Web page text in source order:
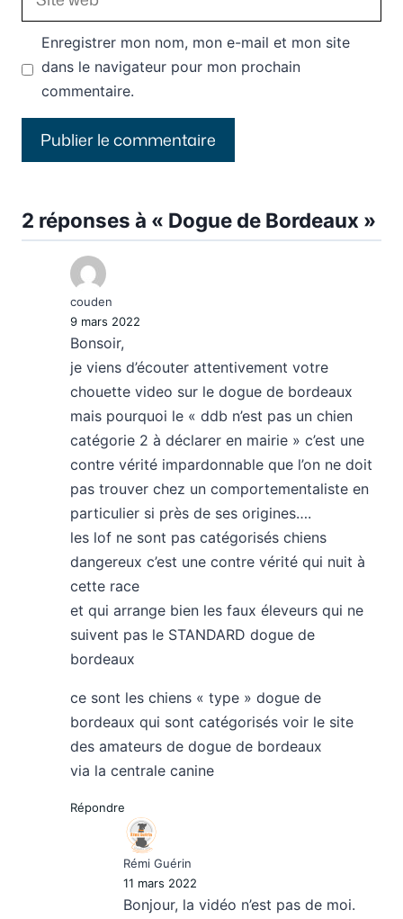
web
Enregistrer mon nom, mon e-mail et mon site
dans le navigateur pour mon prochain
commentaire.
2 réponses à « Dogue de Bordeaux »
couden
9 mars 2022
Bonsoir,
je viens d’écouter attentivement votre
chouette video sur le dogue de bordeaux
mais pourquoi le « ddb n’est pas un chien
catégorie 2 à déclarer en mairie » c’est une
contre vérité impardonnable que l’on ne doit
pas trouver chez un comportementaliste en
particulier si près de ses origines….
les lof ne sont pas catégorisés chiens
dangereux c’est une contre vérité qui nuit à
cette race
et qui arrange bien les faux éleveurs qui ne
suivent pas le STANDARD dogue de
bordeaux
ce sont les chiens « type » dogue de
bordeaux qui sont catégorisés voir le site
des amateurs de dogue de bordeaux
via la centrale canine
Répondre
Rémi Guérin
11 mars 2022
Bonjour, la vidéo n’est pas de moi.